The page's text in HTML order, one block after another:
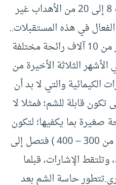
أطرافهاKnob ، يخرج منه 8 إلى 20 من الأهداب غير
في هذه المستقبلات..
وتستطيع التمييز بين أكثر من 10 آلاف رائحة مختلفة
الثلاثة الأخيرة من
الكيمائية والتي لا بد أن
قابلة للشم؛ فمثلا لا
صغيرة بما يكفيها؛ لتكون
متبخرة (بكتلة جزيء أقل من 300 – 400 ) فتصل إلى
الإشارات، قبلما
حاسة الشم بعد